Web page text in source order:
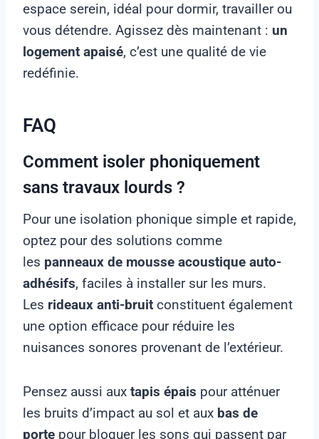
espace serein, idéal pour dormir, travailler ou
vous détendre. Agissez dès maintenant : un
logement apaisé, c’est une qualité de vie
redéfinie.
FAQ
Comment isoler phoniquement
sans travaux lourds ?
Pour une isolation phonique simple et rapide,
optez pour des solutions comme
les panneaux de mousse acoustique auto-
adhésifs, faciles à installer sur les murs.
Les rideaux anti-bruit constituent également
une option efficace pour réduire les
nuisances sonores provenant de l’extérieur.
Pensez aussi aux tapis épais pour atténuer
les bruits d’impact au sol et aux bas de
porte pour bloquer les sons qui passent par